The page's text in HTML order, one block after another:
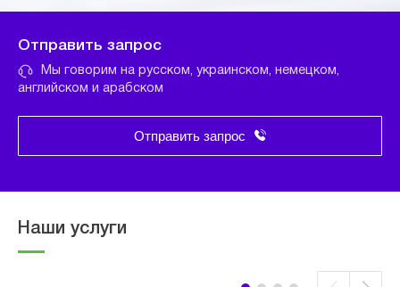
Отправить запрос
Мы говорим на русском, украинском, немецком,
английском и арабском
Отправить запрос
Наши услуги